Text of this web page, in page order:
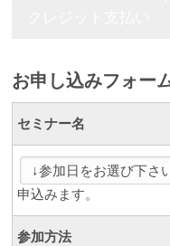
お申し込みフォー
セミナー名
申込みます。
参加方法